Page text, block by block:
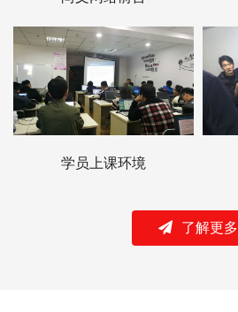
学员上课环境
了解更多